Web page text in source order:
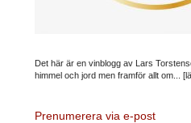
Det här är en vinblogg av Lars
himmel och jord men framför allt om...
Prenumerera via e-post